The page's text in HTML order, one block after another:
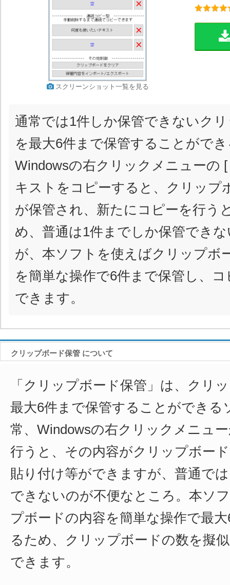
スクリーンショット一覧を見る
通常では1件しか保管できないク
を最大6件まで保管することがで
Windowsの右クリックメニューの
キストをコピーすると、クリップ
が保管され、新たにコピーを行う
め、普通は1件までしか保管でき
が、本ソフトを使えばクリップボ
を簡単な操作で6件まで保管し、
できます。
クリップボード保管 について
「クリップボード保管」は、クリ
最大6件まで保管することができる
常、Windowsの右クリックメニュ
行うと、その内容がクリップボー
貼り付け等ができますが、普通で
できないのが不便なところ。本ソ
プボードの内容を簡単な操作で最
るため、クリップボードの数を擬
できます。